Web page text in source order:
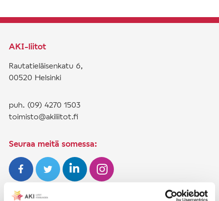
AKI-liitot
Rautatieläisenkatu 6,
00520 Helsinki
puh. (09) 4270 1503
toimisto@akiliitot.fi
Seuraa meitä somessa: